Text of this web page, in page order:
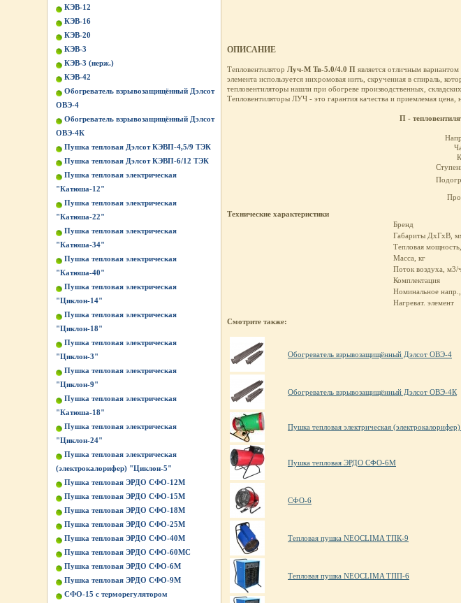
КЭВ-12
КЭВ-16
КЭВ-20
КЭВ-3
КЭВ-3 (нерж.)
КЭВ-42
Обогреватель взрывозащищённый Дэлсот
ОВЭ-4
Обогреватель взрывозащищённый Дэлсот
ОВЭ-4К
Пушка тепловая Дэлсот КЭВП-4,5/9 ТЭК
Пушка тепловая Дэлсот КЭВП-6/12 ТЭК
Пушка тепловая электрическая
"Катюша-12"
Пушка тепловая электрическая
"Катюша-22"
Пушка тепловая электрическая
"Катюша-34"
Пушка тепловая электрическая
"Катюша-40"
Пушка тепловая электрическая
"Циклон-14"
Пушка тепловая электрическая
"Циклон-18"
Пушка тепловая электрическая
"Циклон-3"
Пушка тепловая электрическая
"Циклон-9"
Пушка тепловая электрическая
"Катюша-18"
Пушка тепловая электрическая
"Циклон-24"
Пушка тепловая электрическая
(электрокалорифер) "Циклон-5"
Пушка тепловая ЭРДО СФО-12М
Пушка тепловая ЭРДО СФО-15М
Пушка тепловая ЭРДО СФО-18М
Пушка тепловая ЭРДО СФО-25М
Пушка тепловая ЭРДО СФО-40М
Пушка тепловая ЭРДО СФО-60МС
Пушка тепловая ЭРДО СФО-6М
Пушка тепловая ЭРДО СФО-9М
СФО-15 с терморегулятором
ОПИСАНИЕ
Тепловентилятор Луч-М Тв-5.0/4.0 П является отличным
элемента используется нихромовая нить, скрученная в спираль,
тепловентиляторы нашли при обогреве производственных,
Тепловентиляторы ЛУЧ - это гарантия качества и приемлемая
П -
Технические характеристики
Бренд
Габариты ДхГхВ,
Тепловая
Масса, кг
Поток воздуха, м3/
Комплектация
Номинальное
Нагреват. элемент
Смотрите также:
Обогреватель взрывозащищённый Дэлсот ОВЭ-4
Обогреватель взрывозащищённый Дэлсот ОВЭ-4К
Пушка тепловая электрическая
Пушка тепловая ЭРДО СФО-6М
СФО-6
Тепловая пушка NEOCLIMA ТПК-9
Тепловая пушка NEOCLIMA ТПП-6